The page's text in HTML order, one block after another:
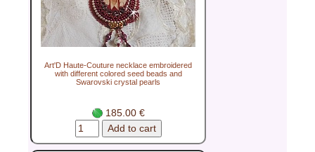
Art'D Haute-Couture necklace embroidered
with different colored seed beads and
Swarovski crystal pearls
185.00 €